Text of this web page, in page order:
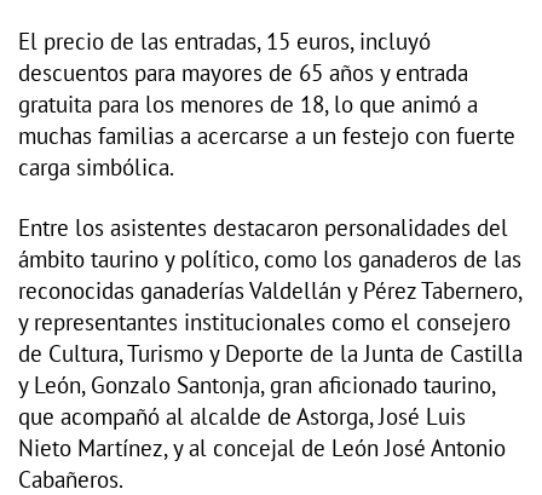
El precio de las entradas, 15 euros, incluyó
descuentos para mayores de 65 años y entrada
gratuita para los menores de 18, lo que animó a
muchas familias a acercarse a un festejo con fuerte
carga simbólica.
Entre los asistentes destacaron personalidades del
ámbito taurino y político, como los ganaderos de las
reconocidas ganaderías Valdellán y Pérez Tabernero,
y representantes institucionales como el consejero
de Cultura, Turismo y Deporte de la Junta de Castilla
y León, Gonzalo Santonja, gran aficionado taurino,
que acompañó al alcalde de Astorga, José Luis
Nieto Martínez, y al concejal de León José Antonio
Cabañeros.